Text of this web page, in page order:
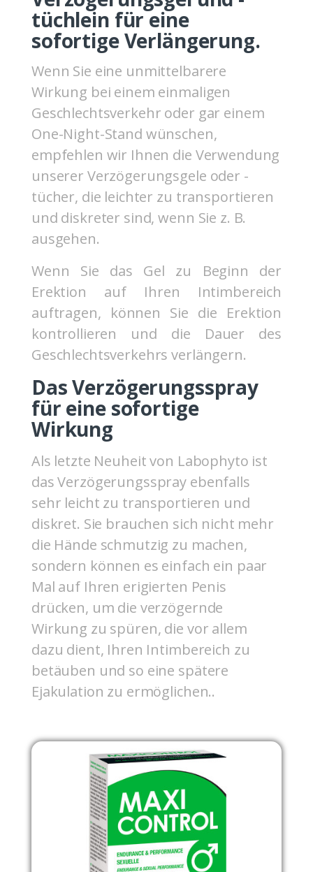
tüchlein für eine
sofortige Verlängerung.
Wenn Sie eine unmittelbarere
Wirkung bei einem einmaligen
Geschlechtsverkehr oder gar einem
One-Night-Stand wünschen,
empfehlen wir Ihnen die Verwendung
unserer Verzögerungsgele oder -
tücher, die leichter zu transportieren
und diskreter sind, wenn Sie z. B.
ausgehen.
Wenn Sie das Gel zu Beginn der
Erektion auf Ihren Intimbereich
auftragen, können Sie die Erektion
kontrollieren und die Dauer des
Geschlechtsverkehrs verlängern.
Das Verzögerungsspray
für eine sofortige
Wirkung
Als letzte Neuheit von Labophyto ist
das Verzögerungsspray ebenfalls
sehr leicht zu transportieren und
diskret. Sie brauchen sich nicht mehr
die Hände schmutzig zu machen,
sondern können es einfach ein paar
Mal auf Ihren erigierten Penis
drücken, um die verzögernde
Wirkung zu spüren, die vor allem
dazu dient, Ihren Intimbereich zu
betäuben und so eine spätere
Ejakulation zu ermöglichen..